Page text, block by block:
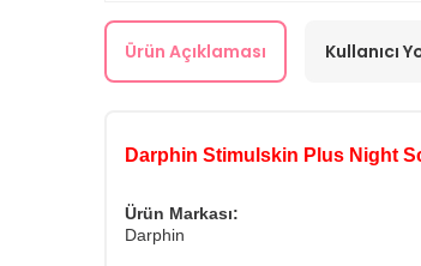
Ürün Açıklaması Kullanıcı
Darphin Stimulskin Plus Night
Ürün Markası:
Darphin